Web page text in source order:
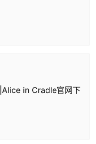
in Cradle官网下